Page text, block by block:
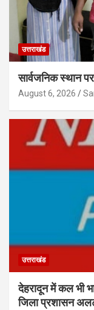
उत्तराखंड
सार्वजनिक स्थान
August 6, 2026
उत्तराखंड
देहरादून में कल भी
जिला प्रशासन